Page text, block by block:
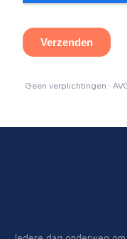
Geen verplichtingen ·